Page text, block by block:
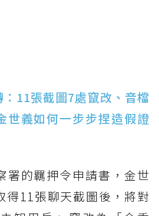
11張截圖7處竄改、音檔
世義如何一步步捏造假證
署的羈押令申請書，金世
得11張聊天截圖後，將對